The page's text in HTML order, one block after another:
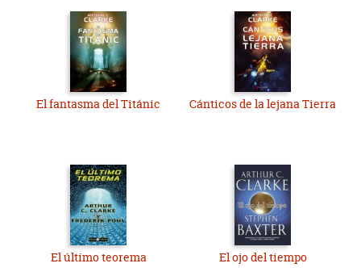
El fantasma del Titánic Cánticos de la lejana Tierra
El último teorema El ojo del tiempo